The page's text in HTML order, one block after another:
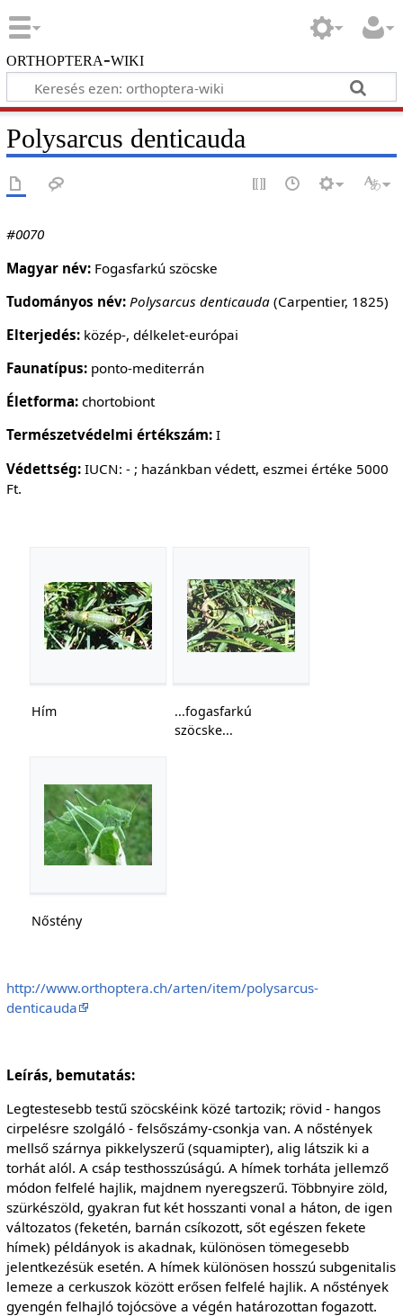
orthoptera-wiki
Polysarcus denticauda
#0070
Magyar név:Fogasfarkú szöcske
Tudományos név: Polysarcus denticauda(Carpentier, 1825)
Elterjedés:közép-, délkelet-európai
Faunatípus:ponto-mediterrán
Életforma:chortobiont
Természetvédelmi értékszám:I
Védettség: IUCN: - ; hazánkban védett, eszmei értéke 5000
Ft.
Hím
...fogasfarkú
szöcske...
Nőstény
http://www.orthoptera.ch/arten/item/polysarcus-
denticauda
Leírás, bemutatás:
Legtestesebb testű szöcskéink közé tartozik; rövid - hangos
cirpelésre szolgáló - felsőszámy-csonkja van. A nőstények
mellső szárnya pikkelyszerű (squamipter), alig látszik ki a
torhát alól. A csáp testhosszúságú. A hímek torháta jellemző
módon felfelé hajlik, majdnem nyeregszerű. Többnyire zöld,
szürkészöld, gyakran fut két hosszanti vonal a háton, de igen
változatos (feketén, barnán csíkozott, sőt egészen fekete
hímek) példányok is akadnak, különösen tömegesebb
jelentkezésük esetén. A hímek különösen hosszú subgenitalis
lemeze a cerkuszok között erősen felfelé hajlik. A nőstények
gyengén felhajló tojócsöve a végén határozottan fogazott.